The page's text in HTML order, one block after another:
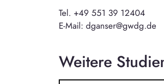
Tel. +49 551 39 12404
E-Mail: dganser@gwdg.de
Weitere